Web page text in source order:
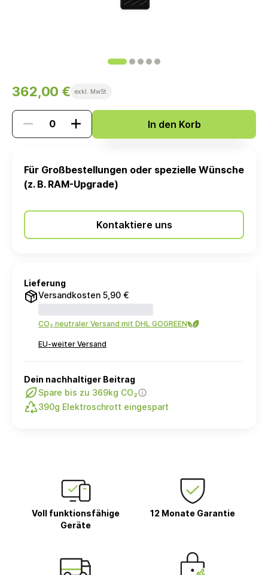
362,00 € exkl. MwSt.
In den Korb
Für Großbestellungen oder spezielle Wünsche
(z. B. RAM-Upgrade)
Kontaktiere uns
Lieferung
Versandkosten 5,90 €
CO₂ neutraler Versand mit DHL GOGREEN
EU-weiter Versand
Dein nachhaltiger Beitrag
Spare bis zu 369kg CO₂
390g Elektroschrott eingespart
Voll funktionsfähige
Geräte
12 Monate Garantie